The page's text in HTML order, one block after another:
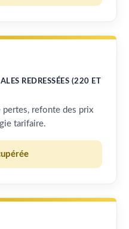
REDRESSÉES (220 ET
pertes, refonte des prix
tarifaire.